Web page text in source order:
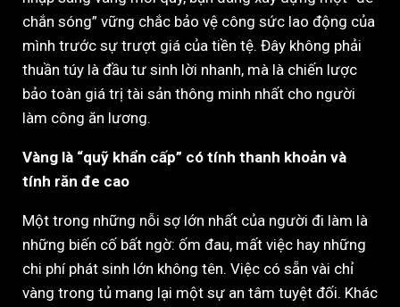
chắn sóng” vững chắc bảo vệ công sức lao động của
mình trước sự trượt giá của tiền tệ. Đây không phải
thuần túy là đầu tư sinh lời nhanh, mà là chiến lược
bảo toàn giá trị tài sản thông minh nhất cho người
làm công ăn lương.
Vàng là “quỹ khẩn cấp” có tính thanh khoản và
tính răn đe cao
Một trong những nỗi sợ lớn nhất của người đi làm là
những biến cố bất ngờ: ốm đau, mất việc hay những
chi phí phát sinh lớn không tên. Việc có sẵn vài chỉ
vàng trong tủ mang lại một sự an tâm tuyệt đối. Khác